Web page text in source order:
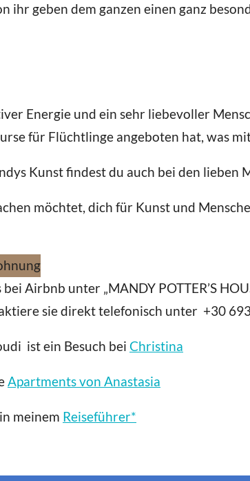
ihr geben dem ganzen einen ganz
Energie und ein sehr liebevoller
für Flüchtlinge angeboten hat, was
Kunst findest du auch bei den lieben
möchtet, dich für Kunst und
Airbnb unter „MANDY POTTER’S
sie direkt telefonisch unter +30
ist ein Besuch bei Christina
Apartments von Anastasia
meinem Reiseführer*